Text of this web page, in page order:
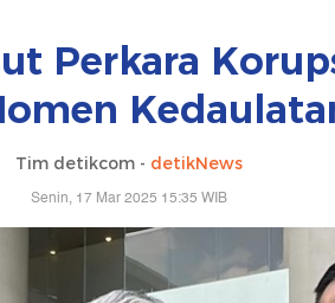
Perkara
Tim detikcom - detikNews
Senin, 17 Mar 2025 15:35 WIB